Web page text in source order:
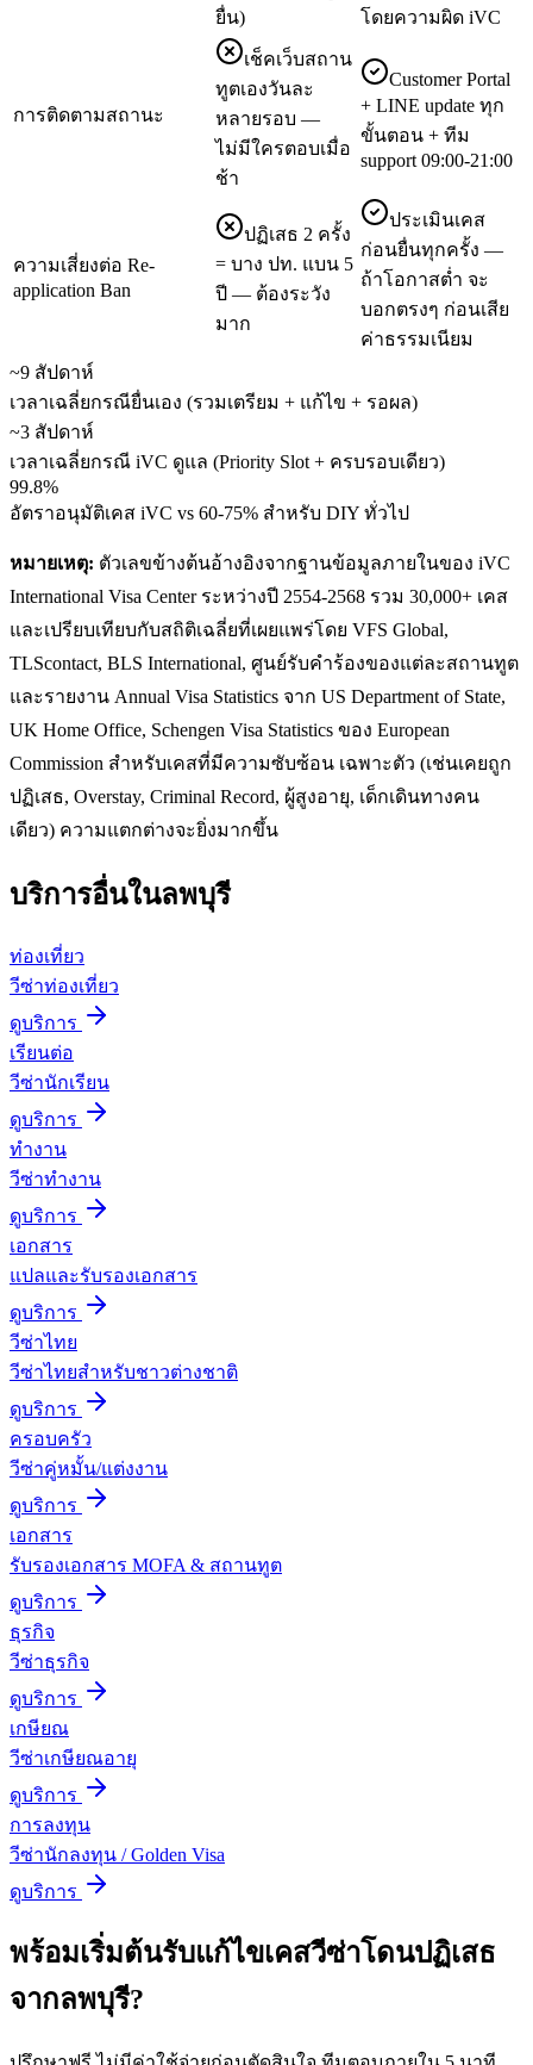
ยื่น)
โดยความผิด iVC
การติดตามสถานะ
เช็คเว็บสถาน
ทูตเองวันละ
หลายรอบ —
ไม่มีใครตอบเมื่อ
ช้า
Customer Portal
+ LINE update ทุก
ขั้นตอน + ทีม
support 09:00-21:00
ความเสี่ยงต่อ Re-
application Ban
ปฏิเสธ 2 ครั้ง
= บาง ปท. แบน 5
ปี — ต้องระวัง
มาก
ประเมินเคส
ก่อนยื่นทุกครั้ง —
ถ้าโอกาสต่ำ จะ
บอกตรงๆ ก่อนเสีย
ค่าธรรมเนียม
~9 สัปดาห์
เวลาเฉลี่ยกรณียื่นเอง (รวมเตรียม + แก้ไข + รอผล)
~3 สัปดาห์
เวลาเฉลี่ยกรณี iVC ดูแล (Priority Slot + ครบรอบเดียว)
99.8%
อัตราอนุมัติเคส iVC vs 60-75% สำหรับ DIY ทั่วไป
หมายเหตุ: ตัวเลขข้างต้นอ้างอิงจากฐานข้อมูลภายในของ iVC
International Visa Center ระหว่างปี 2554-2568 รวม 30,000+ เคส
และเปรียบเทียบกับสถิติเฉลี่ยที่เผยแพร่โดย VFS Global,
TLScontact, BLS International, ศูนย์รับคำร้องของแต่ละสถานทูต
และรายงาน Annual Visa Statistics จาก US Department of State,
UK Home Office, Schengen Visa Statistics ของ European
Commission สำหรับเคสที่มีความซับซ้อน เฉพาะตัว (เช่นเคยถูก
ปฏิเสธ, Overstay, Criminal Record, ผู้สูงอายุ, เด็กเดินทางคน
เดียว) ความแตกต่างจะยิ่งมากขึ้น
บริการอื่นในลพบุรี
ท่องเที่ยว
วีซ่าท่องเที่ยว
ดูบริการ
เรียนต่อ
วีซ่านักเรียน
ดูบริการ
ทำงาน
วีซ่าทำงาน
ดูบริการ
เอกสาร
แปลและรับรองเอกสาร
ดูบริการ
วีซ่าไทย
วีซ่าไทยสำหรับชาวต่างชาติ
ดูบริการ
ครอบครัว
วีซ่าคู่หมั้น/แต่งงาน
ดูบริการ
เอกสาร
รับรองเอกสาร MOFA & สถานทูต
ดูบริการ
ธุรกิจ
วีซ่าธุรกิจ
ดูบริการ
เกษียณ
วีซ่าเกษียณอายุ
ดูบริการ
การลงทุน
วีซ่านักลงทุน / Golden Visa
ดูบริการ
พร้อมเริ่มต้นรับแก้ไขเคสวีซ่าโดนปฏิเสธ
จากลพบุรี?